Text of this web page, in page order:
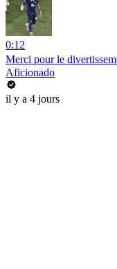
0:12
Merci pour le
Aficionado
il y a 4 jours